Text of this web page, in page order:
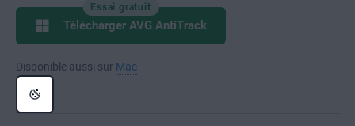
Essai gratuit
Télécharger AVG AntiTrack
Disponible aussi sur Mac